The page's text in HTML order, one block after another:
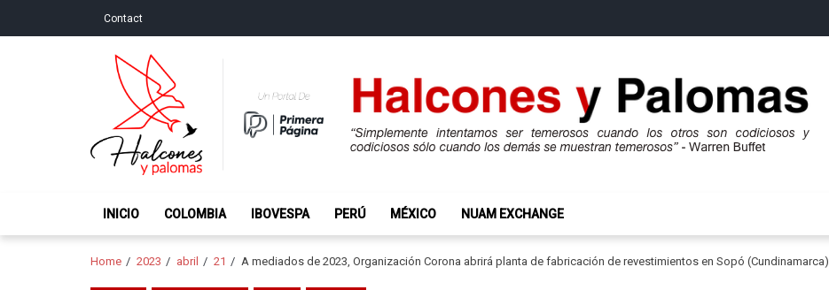
Contact
Halcones y Palomas
INICIO COLOMBIA IBOVESPA PERÚ MÉXICO NUAM EXCHANGE
Home 2023 abril 21 A mediados de 2023, Organización Corona abrirá planta de fabricación de revestimientos en Sopó (Cundinamarca)